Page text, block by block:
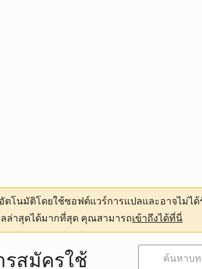
ตโนมัติโดยใช้ซอฟต์แวร์การแปลและอาจไม่ไ
ล่าสุดได้มากที่สุด คุณสามารถเข้าถึงได้ที่นี่
รสมัครใช้